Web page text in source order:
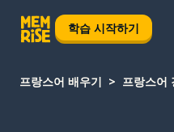
학습 시작하기
프랑스어 배우기 프랑스어